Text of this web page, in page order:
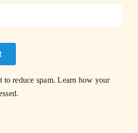
to reduce spam.Learn how your